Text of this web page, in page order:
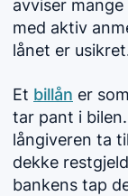
avviser
med aktiv
lånet er
Et billån er
tar pant i
långiveren ta
dekke
bankens tap